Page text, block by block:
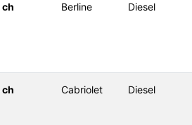
ch
Berline Diesel
ch
Cabriolet Diesel